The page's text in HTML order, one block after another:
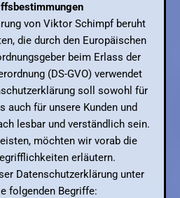
von Viktor Schimpf beruht
die durch den Europäischen
beim Erlass der
(DS-GVO) verwendet
soll sowohl für
auch für unsere Kunden und
lesbar und verständlich sein.
möchten wir vorab die
erläutern.
Datenschutzerklärung unter
folgenden Begriffe: